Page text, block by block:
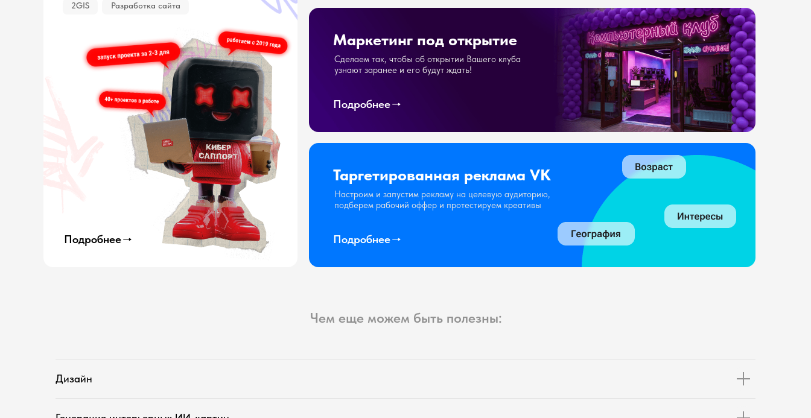
Таргетированная реклама VK
Настроим и запустим рекламу на целевую аудиторию,
подберем рабочий оффер и протестируем креативы
Подробнее
Маркетинг под открытие
Сделаем так, чтобы об открытии Вашего клуба
узнают заранее и его будут ждать!
Подробнее
Чем еще можем быть полезны:
Подробнее
Разработка сайта
2GIS
Дизайн